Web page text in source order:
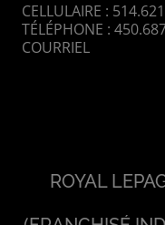
CELLULAIRE :
TÉLÉPHONE :
COURRIEL
ROYAL